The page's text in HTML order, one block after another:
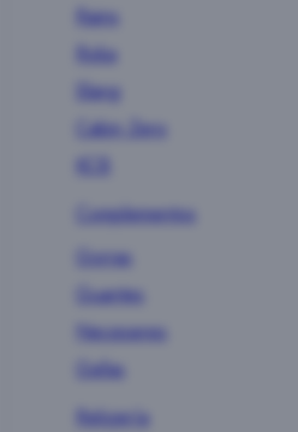
Rains
Roka
Slang
Cabin Zero
Complementos
Gorras
Guantes
Neceseres
Gafas
Relojería